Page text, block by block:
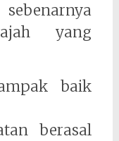
yang
baik
berasal